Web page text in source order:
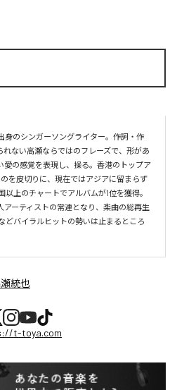
身のシンガーソングライター。作詞・作
ない高瀬ならではのフレーズで、形があ
愛の感覚を表現し、操る。香港のトップア
を皮切りに、現在ではアジアに留まらず
上のチャートでアルバムが1位を獲得。
ーティストの常連となり、楽曲の総再生
どバイラルヒットの勢いは止まるところ
統也
t-toya.com